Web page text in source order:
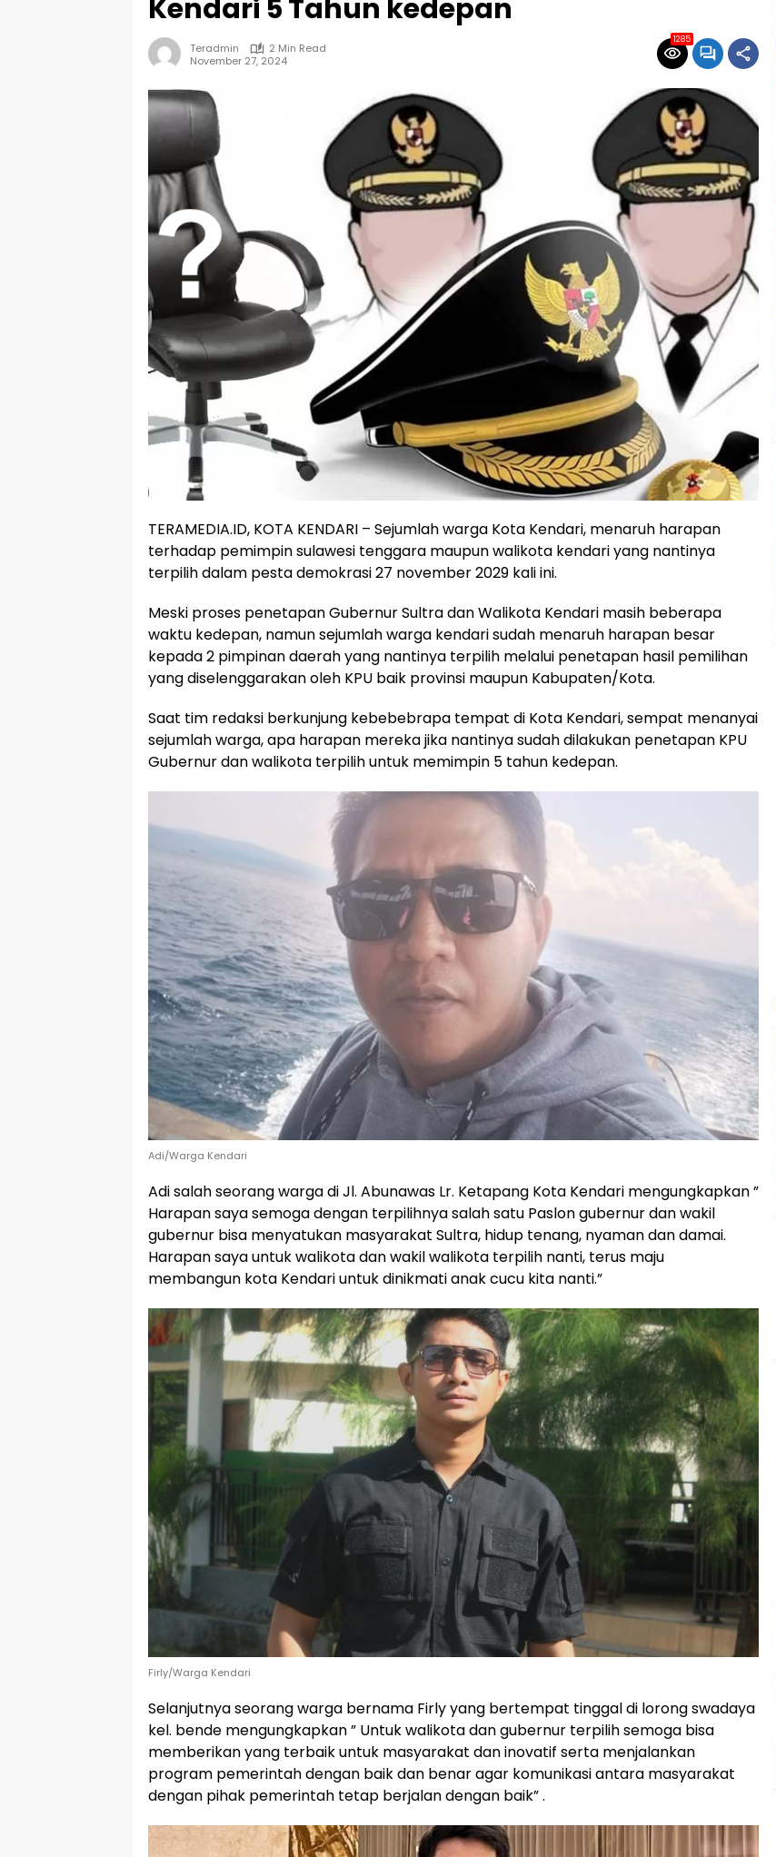
Kendari 5 Tahun kedepan
Teradmin
2 Min Read
November 27, 2024
1285
TERAMEDIA.ID, KOTA KENDARI – Sejumlah warga Kota Kendari, menaruh harapan
terhadap pemimpin sulawesi tenggara maupun walikota kendari yang nantinya
terpilih dalam pesta demokrasi 27 november 2029 kali ini.
Meski proses penetapan Gubernur Sultra dan Walikota Kendari masih beberapa
waktu kedepan, namun sejumlah warga kendari sudah menaruh harapan besar
kepada 2 pimpinan daerah yang nantinya terpilih melalui penetapan hasil pemilihan
yang diselenggarakan oleh KPU baik provinsi maupun Kabupaten/Kota.
Saat tim redaksi berkunjung kebebebrapa tempat di Kota Kendari, sempat menanyai
sejumlah warga, apa harapan mereka jika nantinya sudah dilakukan penetapan KPU
Gubernur dan walikota terpilih untuk memimpin 5 tahun kedepan.
Adi/Warga Kendari
Adi salah seorang warga di Jl. Abunawas Lr. Ketapang Kota Kendari mengungkapkan ”
Harapan saya semoga dengan terpilihnya salah satu Paslon gubernur dan wakil
gubernur bisa menyatukan masyarakat Sultra, hidup tenang, nyaman dan damai.
Harapan saya untuk walikota dan wakil walikota terpilih nanti, terus maju
membangun kota Kendari untuk dinikmati anak cucu kita nanti.”
Firly/Warga Kendari
Selanjutnya seorang warga bernama Firly yang bertempat tinggal di lorong swadaya
kel. bende mengungkapkan ” Untuk walikota dan gubernur terpilih semoga bisa
memberikan yang terbaik untuk masyarakat dan inovatif serta menjalankan
program pemerintah dengan baik dan benar agar komunikasi antara masyarakat
dengan pihak pemerintah tetap berjalan dengan baik” .